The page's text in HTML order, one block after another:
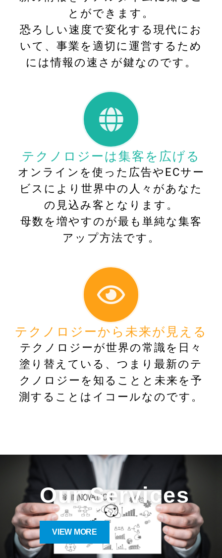
とができます。
恐ろしい速度で変化する現代にお
いて、事業を適切に運営するため
には情報の速さが鍵なのです。
テクノロジーは集客を広げる
オンラインを使った広告やECサー
ビスにより世界中の人々があなた
の見込み客となります。
母数を増やすのが最も単純な集客
アップ方法です。
テクノロジーから未来が見える
テクノロジーが世界の常識を日々
塗り替えている、つまり最新のテ
クノロジーを知ることと未来を予
測することはイコールなのです。
Our Services
VIEW MORE